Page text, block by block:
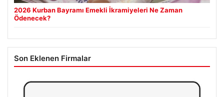
2026 Kurban Bayramı Emekli İkramiyeleri Ne Zaman
Ödenecek?
Son Eklenen Firmalar